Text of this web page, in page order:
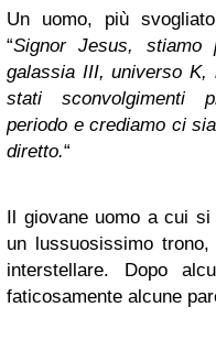
Un uomo, più
“Signor Jesus, stiamo
galassia III, universo K,
stati sconvolgimenti
periodo e crediamo ci
diretto.“
Il giovane uomo a cui
un lussuosissimo trono,
interstellare. Dopo
faticosamente alcune